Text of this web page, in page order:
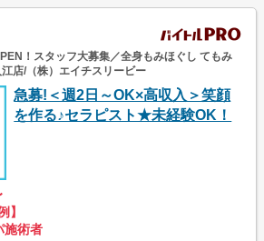
！スタッフ大募集／全身もみほぐし てもみ
店/（株）エイチスリービー
急募!＜週2日～OK×高収入＞笑顔
を作る♪セラピスト★未経験OK！
】
施術者